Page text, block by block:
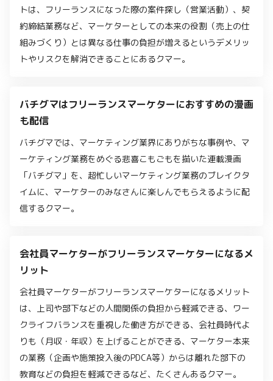
トは、フリーランスになった際の案件探し（営業活動）、契
約締結業務など、マーケターとしての本来の役割（売上の仕
組みづくり）とは異なる仕事の負担が増えるというデメリッ
トやリスクを解消できることにあるクマー。
バチグマはフリーランスマーケターにおすすめの漫画
も配信
バチグマでは、マーケティング業界にありがちな事例や、マ
ーケティング業務をめぐる悲喜こもごもを描いた連載漫画
「バチグマ」を、超忙しいマーケティング業務のブレイクタ
イムに、マーケターのみなさんに楽しんでもらえるように配
信するクマー。
会社員マーケターがフリーランスマーケターになるメ
リット
会社員マーケターがフリーランスマーケターになるメリット
は、上司や部下などの人間関係の負担から軽減できる、ワー
クライフバランスを重視した働き方ができる、会社員時代よ
りも（月収・年収）を上げることができる、マーケター本来
の業務（企画や施策投入後のPDCA等）からは離れた部下の
教育などの負担を軽減できるなど、たくさんあるクマー。